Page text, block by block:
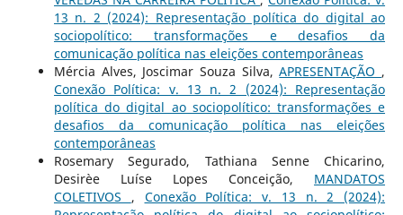
13 n. 2 (2024): Representação política do digital ao
sociopolítico: transformações e desafios da
comunicação política nas eleições contemporâneas
Mércia Alves, Joscimar Souza Silva,APRESENTAÇÃO ,
Conexão Política: v. 13 n. 2 (2024): Representação
política do digital ao sociopolítico: transformações e
desafios da comunicação política nas eleições
contemporâneas
Rosemary Segurado, Tathiana Senne Chicarino,
Desirèe Luíse Lopes Conceição, MANDATOS
COLETIVOS , Conexão Política: v. 13 n. 2 (2024):